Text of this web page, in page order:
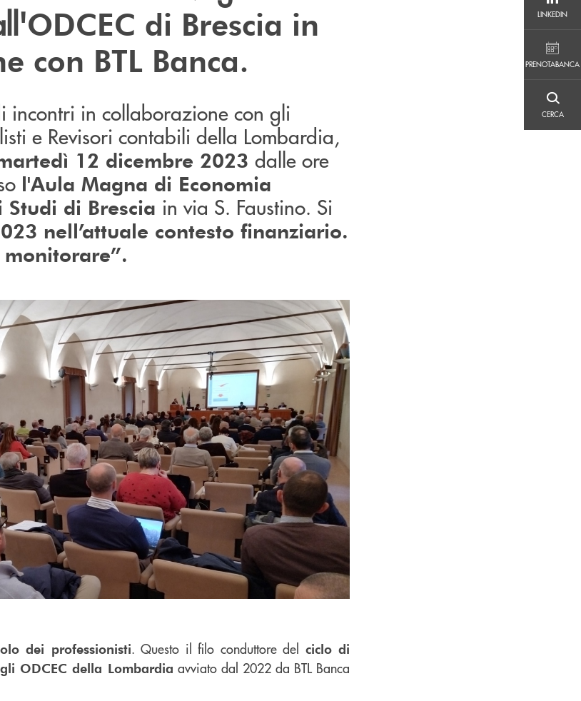
LINKEDIN
PRENOTABANCA
CERCA
ODCEC di Brescia in
con BTL Banca.
incontri in collaborazione con gli
e Revisori contabili della Lombardia,
12 dicembre 2023 dalle ore
l'Aula Magna di Economia
di Brescia in via S. Faustino. Si
nell’attuale contesto finanziario.
dei professionisti. Questo il filo conduttore del ciclo di
ODCEC della Lombardia avviato dal 2022 da BTL Banca